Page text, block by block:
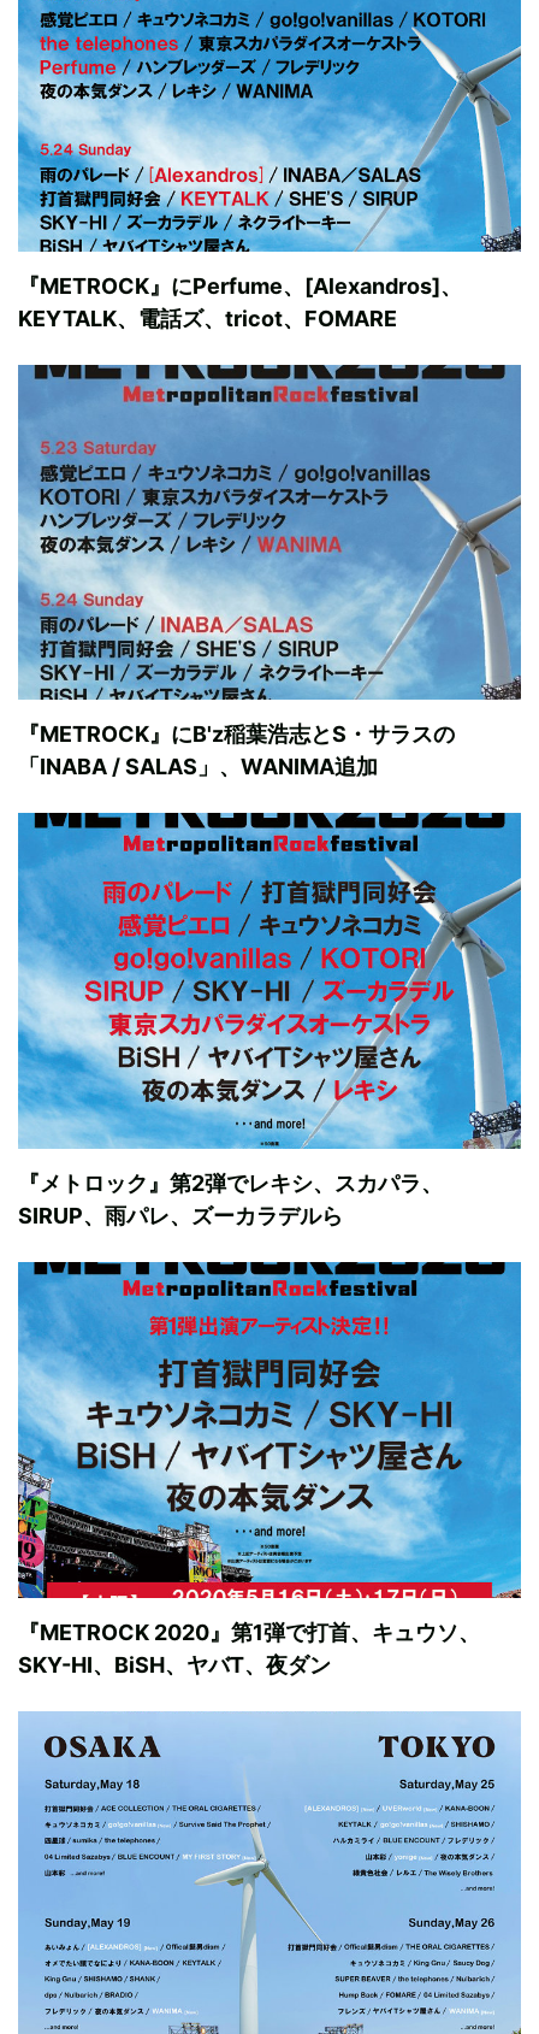
『METROCK』にPerfume、[Alexandros]、
KEYTALK、電話ズ、tricot、FOMARE
『METROCK』にB'z稲葉浩志とS・サラスの
「INABA / SALAS」、WANIMA追加
『メトロック』第2弾でレキシ、スカパラ、
SIRUP、雨パレ、ズーカラデルら
『METROCK 2020』第1弾で打首、キュウソ、
SKY-HI、BiSH、ヤバT、夜ダン